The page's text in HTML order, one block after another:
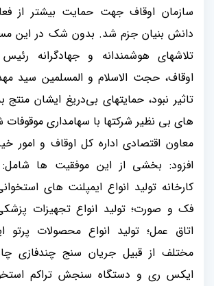
سازمان اوقاف جهت حمایت بیشتر از
دانش بنیان جزم شد. بدون شک در این
تلاشهای هوشمندانه و جهادگرانه
اوقاف، حجت الاسلام و المسلمین سید
تاثیر نبود، حمایتهای بی‌دریغ ایشان
های بی نظیر شرکتها با سهامداری موقوفات
معاون اقتصادی اداره کل اوقاف و امور
افزود: بخشی از این موفقیت ها شامل:
کارخانه تولید انواع ایمپلنت های
فک و صورت؛ تولید انواع تجهیزات
اتاق عمل؛ تولید انواع محصولات
مختلف از قبیل جریان سنج چندفازی
ایکس ری و دستگاه سنجش تراکم